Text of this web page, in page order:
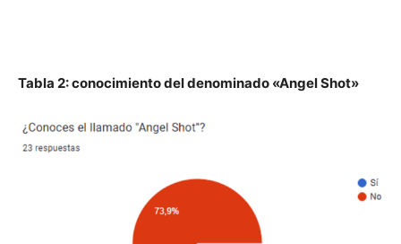
Tabla 2: conocimiento del denominado «Angel Shot»